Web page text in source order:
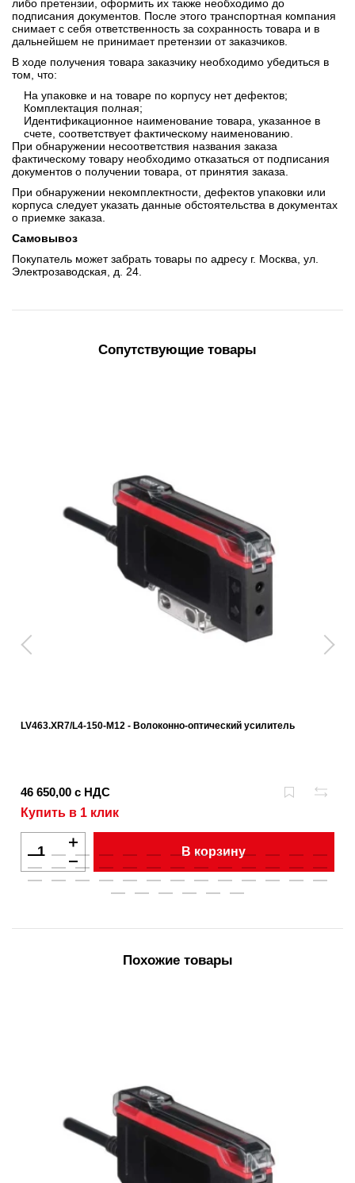
либо претензии, оформить их также необходимо до
подписания документов. После этого транспортная компания
снимает с себя ответственность за сохранность товара и в
дальнейшем не принимает претензии от заказчиков.
В ходе получения товара заказчику необходимо убедиться в
том, что:
На упаковке и на товаре по корпусу нет дефектов;
Комплектация полная;
Идентификационное наименование товара, указанное в
счете, соответствует фактическому наименованию.
При обнаружении несоответствия названия заказа
фактическому товару необходимо отказаться от подписания
документов о получении товара, от принятия заказа.
При обнаружении некомплектности, дефектов упаковки или
корпуса следует указать данные обстоятельства в документах
о приемке заказа.
Самовывоз
Покупатель может забрать товары по адресу г. Москва, ул.
Электрозаводская, д. 24.
Сопутствующие товары
LV463.XR7/L4-150-M12 - Волоконно-оптический усилитель
46 650,00 с НДС
Купить в 1 клик
В корзину
Похожие товары